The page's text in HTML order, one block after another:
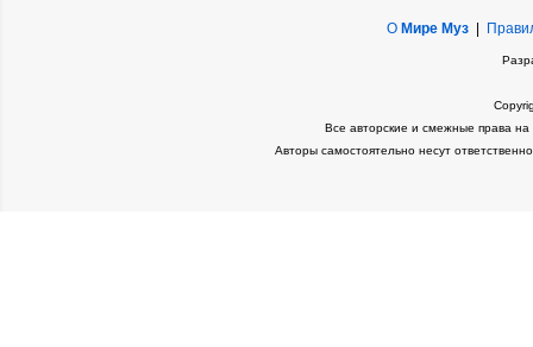
О Мире Муз|
Все авторские и смежные права
Авторы самостоятельно несут